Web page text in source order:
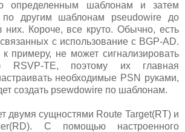
определенным шаблонам и затем
по другим шаблонам pseudowire до
них. Короче, все круто. Обычно, есть
с использование с BGP-AD.
примеру, не может сигнализировать
RSVP-TE, поэтому их главная
необходимые PSN руками,
создать psewdowire по шаблонам.
двумя сущностями Route Target(RT) и
С помощью настроенного